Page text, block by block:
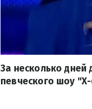
За несколько дней
певческого шоу